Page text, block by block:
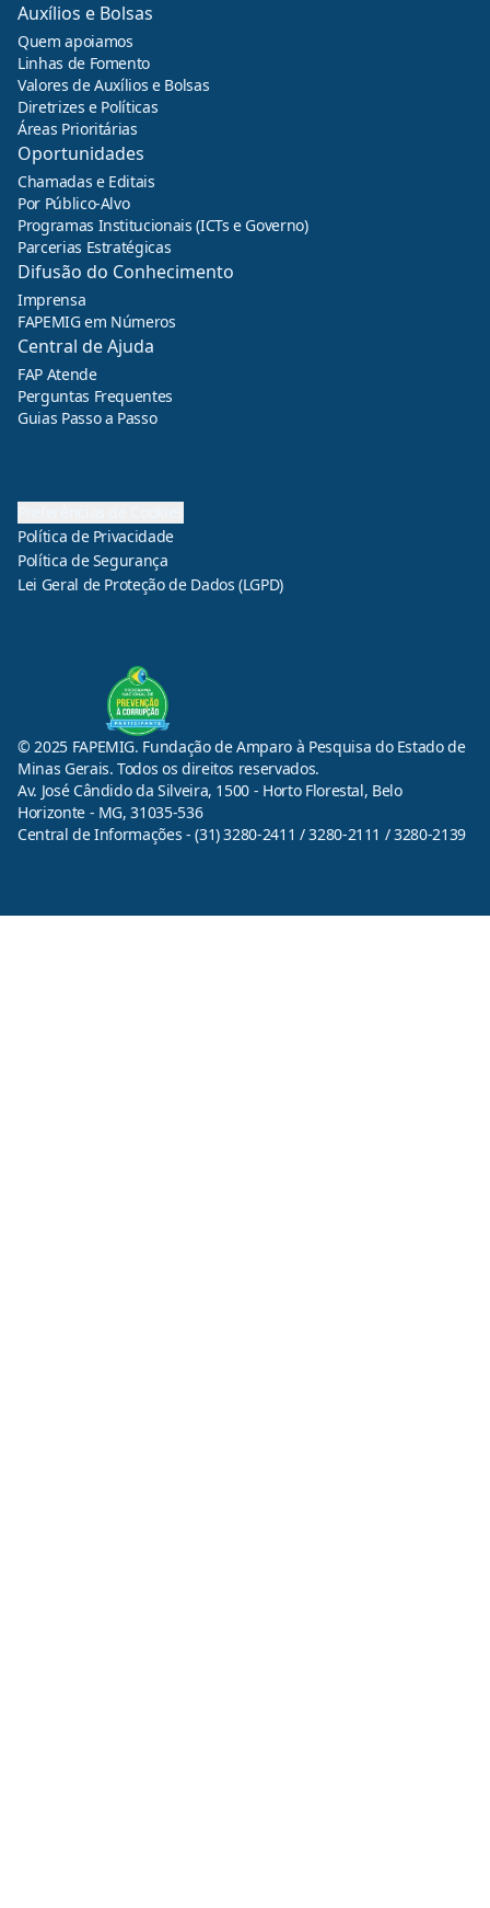
Auxílios e Bolsas
Quem apoiamos
Linhas de Fomento
Valores de Auxílios e Bolsas
Diretrizes e Políticas
Áreas Prioritárias
Oportunidades
Chamadas e Editais
Por Público-Alvo
Programas Institucionais (ICTs e Governo)
Parcerias Estratégicas
Difusão do Conhecimento
Imprensa
FAPEMIG em Números
Central de Ajuda
FAP Atende
Perguntas Frequentes
Guias Passo a Passo
Política de Privacidade
Política de Segurança
Lei Geral de Proteção de Dados (LGPD)
© 2025 FAPEMIG. Fundação de Amparo à Pesquisa do Estado de
Minas Gerais. Todos os direitos reservados.
Av. José Cândido da Silveira, 1500 - Horto Florestal, Belo
Horizonte - MG, 31035-536
Central de Informações - (31) 3280-2411 / 3280-2111 / 3280-2139